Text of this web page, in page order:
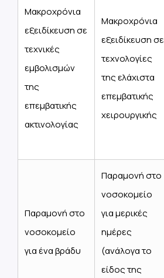
Μακροχρόνια
εξειδίκευση σε
τεχνικές
εμβολισμών
της
επεμβατικής
ακτινολογίας
Μακροχρόνια
εξειδίκευση σε
τεχνολογίες
της ελάχιστα
επεμβατικής
χειρουργικής
Παραμονή στο
νοσοκομείο
για ένα βράδυ
Παραμονή στο
νοσοκομείο
για μερικές
ημέρες
(ανάλογα το
είδος της